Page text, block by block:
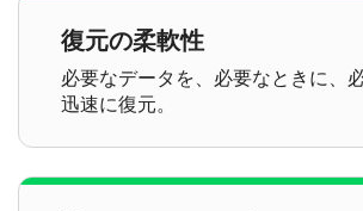
復元の柔軟性
必要なデータを、必要なときに、
迅速に復元。